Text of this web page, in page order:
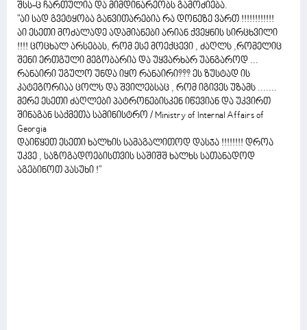
შსს-ც ჩართულია და მიმდინარეობს გამოძიება.
"აი სად გვეტყობა განვითარებია რა დონეზე ვართ !!!!!!!!!!!!
აი ესეთი მოძალადე ადამიანები არიან ქვეყნის სირცხვილი
!!!! ცოცხალ არსებას, რომ ესე მოექცევი , ძაღლს ,რომელიც
შენი ერთგული მეგობარია და უყვარხარ უანგაროდ ...
რანაირი უგულო უნდა იყო რანაირი??? ეს ზუსტად ის
კატეგორიაა ცოლს და შვილებსაც , რომ იგივეს უზამს .......
მერე ესეთი ძაღლები პატრონებისკენ იწევიან და უკვირთ
შინაგან საქმეთა სამინისტრო / Ministry of Internal Affairs of
Georgia
დაიწყეთ ესეთი ხალხის სამაგალითოდ დასჯა !!!!!!!! დროა
უკვე , საზოგადოებისთვის საშიშშ ხალხს სათანადოდ
აგებინოთ პასუხი !"